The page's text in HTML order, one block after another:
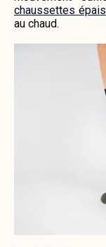
chaussettes
au chaud.